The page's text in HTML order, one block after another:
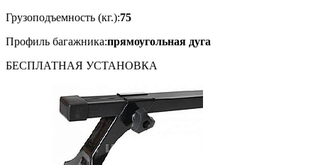
Грузоподъемность (кг.):75
Профиль багажника:прямоугольная дуга
БЕСПЛАТНАЯ УСТАНОВКА